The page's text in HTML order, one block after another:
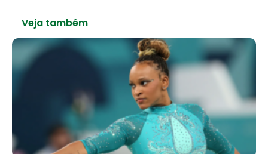
Veja também